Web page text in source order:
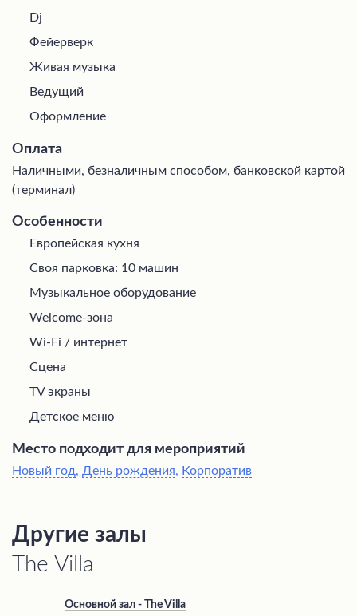
Dj
Фейерверк
Живая музыка
Ведущий
Оформление
Оплата
Наличными, безналичным способом, банковской картой
(терминал)
Особенности
Европейская кухня
Своя парковка: 10 машин
Музыкальное оборудование
Welcome-зона
Wi-Fi / интернет
Сцена
TV экраны
Детское меню
Место подходит для мероприятий
Новый год, День рождения, Корпоратив
Другие залы
The Villa
Основной зал - The Villa